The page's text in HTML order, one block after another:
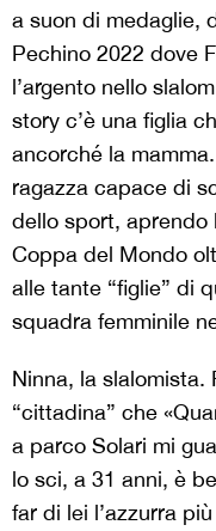
a suon di medaglie,
Pechino 2022 dove
l’argento nello
story c’è una figlia
ancorché la
ragazza capace di
dello sport, aprendo
Coppa del Mondo
alle tante “figlie” di
squadra femminile
Ninna, la slalomista.
“cittadina” che
a parco Solari mi
lo sci, a 31 anni, è
far di lei l’azzurra